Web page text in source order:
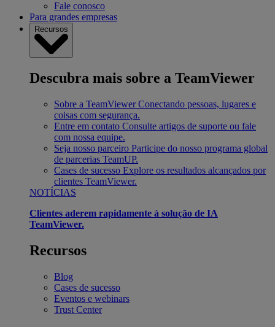
Fale conosco
Para grandes empresas
Recursos
Descubra mais sobre a TeamViewer
Sobre a TeamViewer Conectando pessoas, lugares e
coisas com segurança.
Entre em contato Consulte artigos de suporte ou fale
com nossa equipe.
Seja nosso parceiro Participe do nosso programa global
de parcerias TeamUP.
Cases de sucesso Explore os resultados alcançados por
clientes TeamViewer.
NOTÍCIAS
Clientes aderem rapidamente à solução de IA
TeamViewer.
Recursos
Blog
Cases de sucesso
Eventos e webinars
Trust Center